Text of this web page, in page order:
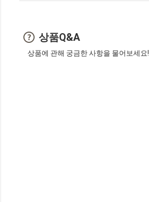
상품Q&A
상품에 관해 궁금한 사항을 물어보세요!